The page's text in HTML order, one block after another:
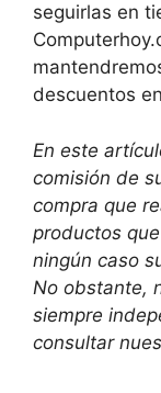
seguirlas en
descuentos
En este
comisión de
compra que
productos
ningún caso
No obstante,
siempre
consultar